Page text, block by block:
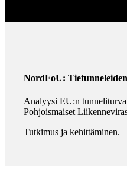
NordFoU:
Analyysi EU:n
Pohjoismaiset
Tutkimus ja kehittäminen.